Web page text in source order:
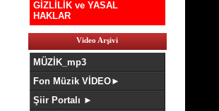
GİZLİLİK ve YASAL
HAKLAR
Video Arşivi
MÜZİK_mp3
Fon Müzik VİDEO►
Şiir Portalı ►